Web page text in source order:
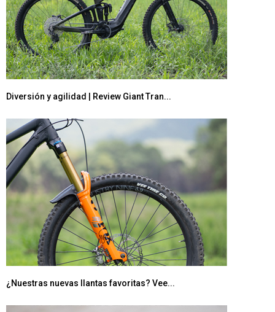
Diversión y agilidad | Review Giant Tran...
¿Nuestras nuevas llantas favoritas? Vee...